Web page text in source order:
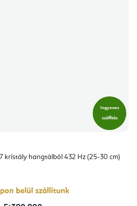
Ingyenes
szállítás
kristály hangtálból 432 Hz (25-30 cm)
belül szállítunk